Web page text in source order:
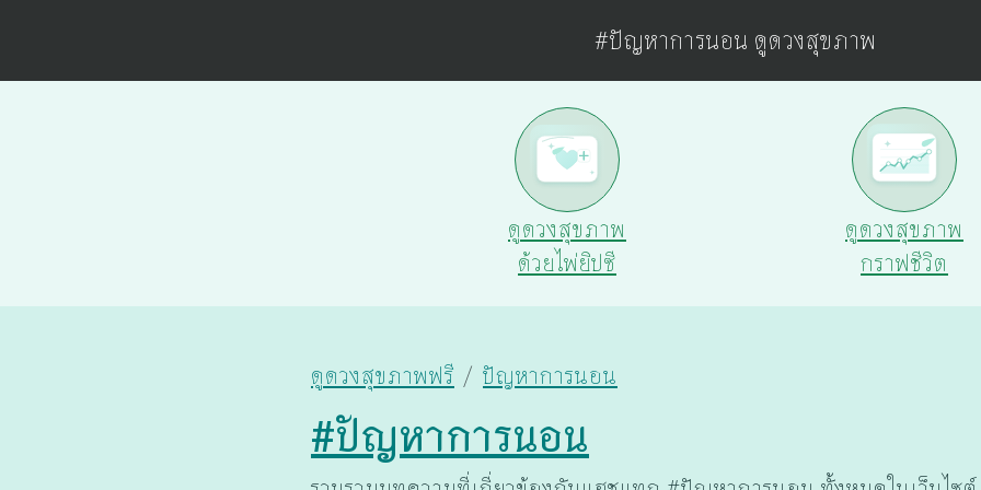
#ปัญหาการนอน ดูดวงสุขภาพ
ดูดวงสุขภาพ
ด้วยไพ่ยิปซี
ดูดวงสุขภาพ
กราฟชีวิต
ดูดวงสุขภาพฟรี ปัญหาการนอน
#ปัญหาการนอน